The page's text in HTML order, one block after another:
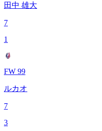
田中 雄大
7
1
FW 99
ルカオ
7
3